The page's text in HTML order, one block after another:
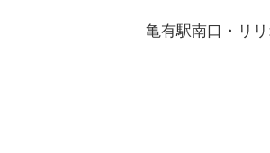
亀有駅南口・リ